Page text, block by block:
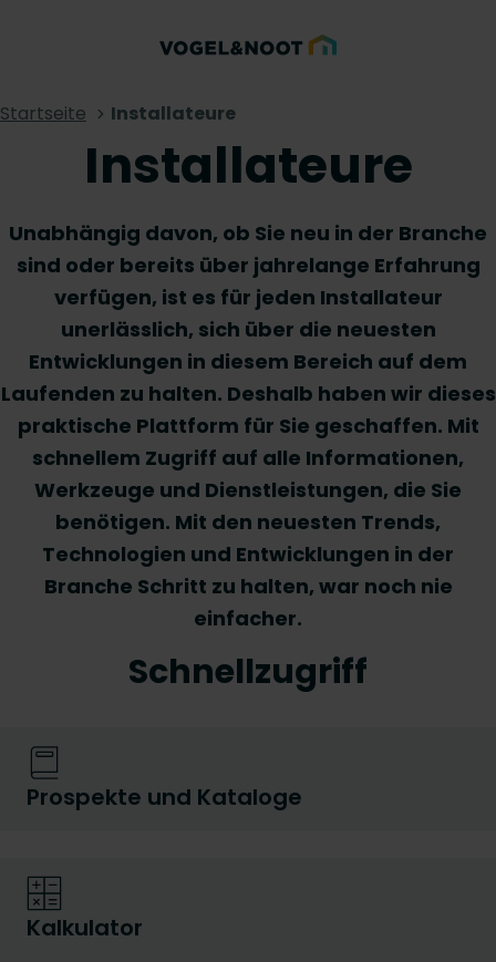
Startseite Installateure
Installateure
Unabhängig davon, ob Sie neu in der Branche
sind oder bereits über jahrelange Erfahrung
verfügen, ist es für jeden Installateur
unerlässlich, sich über die neuesten
Entwicklungen in diesem Bereich auf dem
Laufenden zu halten. Deshalb haben wir dieses
praktische Plattform für Sie geschaffen. Mit
schnellem Zugriff auf alle Informationen,
Werkzeuge und Dienstleistungen, die Sie
benötigen. Mit den neuesten Trends,
Technologien und Entwicklungen in der
Branche Schritt zu halten, war noch nie
einfacher.
Schnellzugriff
Prospekte und Kataloge
Kalkulator